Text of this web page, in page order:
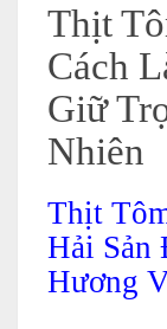
Thịt
Cách
Giữ
Nhiên
Thịt
Hải Sản
Hương